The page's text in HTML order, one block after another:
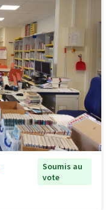
Soumis au
vote